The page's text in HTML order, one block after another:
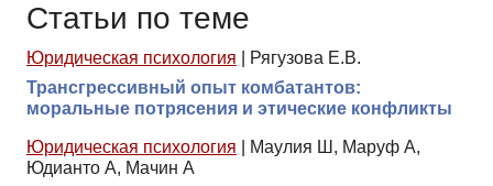
Статьи по теме
Юридическая психология
Рягузова Е.В.
Трансгрессивный опыт комбатантов:
моральные потрясения и этические конфликты
Юридическая психология
Маулия Ш, Маруф А,
Юдианто А, Мачин А